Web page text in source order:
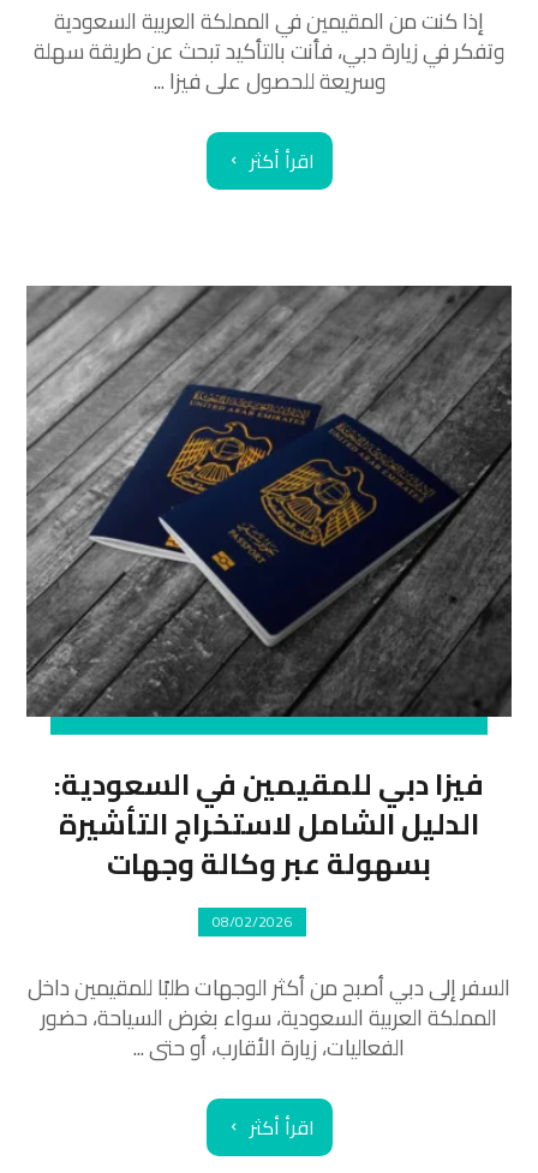
إذا كنت من المقيمين في المملكة العربية السعودية
وتفكر في زيارة دبي، فأنت بالتأكيد تبحث عن طريقة سهلة
وسريعة للحصول على فيزا ...
اقرأ أكثر
فيزا دبي للمقيمين في السعودية:
الدليل الشامل لاستخراج التأشيرة
بسهولة عبر وكالة وجهات
08/02/2026
السفر إلى دبي أصبح من أكثر الوجهات طلبًا للمقيمين داخل
المملكة العربية السعودية، سواء بغرض السياحة، حضور
الفعاليات، زيارة الأقارب، أو حتى ...
اقرأ أكثر